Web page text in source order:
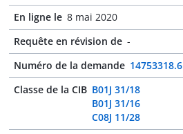
En ligne le 8 mai 2020
Requête en révision de -
Numéro de la demande 14753318.6
Classe de la CIB B01J 31/18
B01J 31/16
C08J 11/28